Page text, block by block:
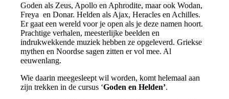
Goden als Zeus, Apollo en Aphrodite, maar ook Wodan,
Freya en Donar. Helden als Ajax, Heracles en Achilles.
Er gaat een wereld voor je open als je deze namen hoort.
Prachtige verhalen, meesterlijke beelden en
indrukwekkende muziek hebben ze opgeleverd. Griekse
mythen en Noordse sagen zitten er vol mee. Al
eeuwenlang.
Wie daarin meegesleept wil worden, komt helemaal aan
zijn trekken in de cursus ‘Goden en Helden’.